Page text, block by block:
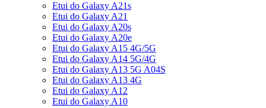
Etui do Galaxy A21s
Etui do Galaxy A21
Etui do Galaxy A20s
Etui do Galaxy A20e
Etui do Galaxy A15 4G/5G
Etui do Galaxy A14 5G/4G
Etui do Galaxy A13 5G A04S
Etui do Galaxy A13 4G
Etui do Galaxy A12
Etui do Galaxy A10